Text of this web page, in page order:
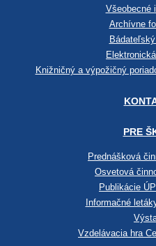
Všeobecné
Archívne
Knižničný a výpožičný
PRE
Prednášková
Osvetová
Publikácie
Informačné
Vzdelávacia hra